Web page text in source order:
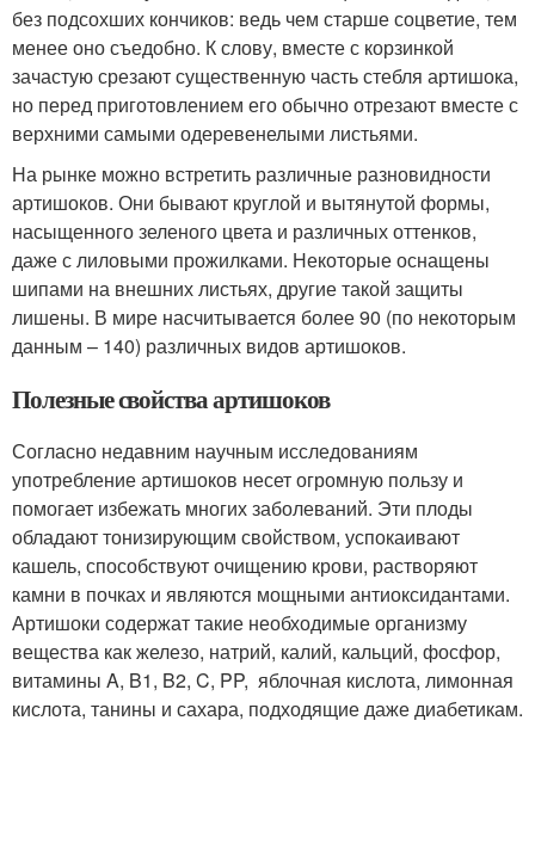
без подсохших кончиков: ведь чем старше соцветие, тем
менее оно съедобно. К слову, вместе с корзинкой
зачастую срезают существенную часть стебля артишока,
но перед приготовлением его обычно отрезают вместе с
верхними самыми одеревенелыми листьями.
На рынке можно встретить различные разновидности
артишоков. Они бывают круглой и вытянутой формы,
насыщенного зеленого цвета и различных оттенков,
даже с лиловыми прожилками. Некоторые оснащены
шипами на внешних листьях, другие такой защиты
лишены. В мире насчитывается более 90 (по некоторым
данным – 140) различных видов артишоков.
Полезные свойства артишоков
Согласно недавним научным исследованиям
употребление артишоков несет огромную пользу и
помогает избежать многих заболеваний. Эти плоды
обладают тонизирующим свойством, успокаивают
кашель, способствуют очищению крови, растворяют
камни в почках и являются мощными антиоксидантами.
Артишоки содержат такие необходимые организму
вещества как железо, натрий, калий, кальций, фосфор,
витамины A, B1, B2, C, PP, яблочная кислота, лимонная
кислота, танины и сахара, подходящие даже диабетикам.